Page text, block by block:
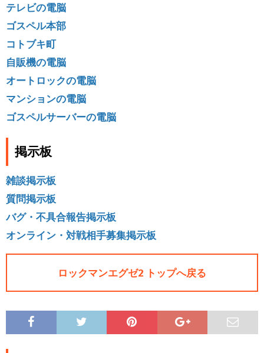
テレビの電脳
ゴスペル本部
コトブキ町
自販機の電脳
オートロックの電脳
マンションの電脳
ゴスペルサーバーの電脳
掲示板
雑談掲示板
質問掲示板
バグ・不具合報告掲示板
オンライン・対戦相手募集掲示板
ロックマンエグゼ2 トップへ戻る